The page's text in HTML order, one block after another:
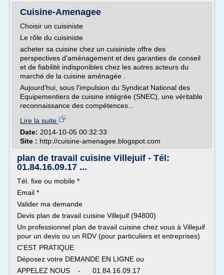
Cuisine-Amenagee
Choisir un cuisiniste
Le rôle du cuisiniste
acheter sa cuisine chez un cuisiniste offre des
perspectives d'aménagement et des garanties de conseil
et de fiabilité indisponibles chez les autres acteurs du
marché de la cuisine aménagée .
Aujourd'hui, sous l'impulsion du Syndicat National des
Equipementiers de cuisine intégrée (SNEC), une véritable
reconnaissance des compétences...
Lire la suite
Date: 2014-10-05 00:32:33
Site : http://cuisine-amenagee.blogspot.com
plan de travail cuisine Villejuif - Tél:
01.84.16.09.17 ...
Tél. fixe ou mobile *
Email *
Valider ma demande
Devis plan de travail cuisine Villejuif (94800)
Un professionnel plan de travail cuisine chez vous à Villejuif
pour un devis ou un RDV (pour particuliers et entreprises)
C'EST PRATIQUE
Déposez votre DEMANDE EN LIGNE ou
APPELEZ NOUS - 01.84.16.09.17